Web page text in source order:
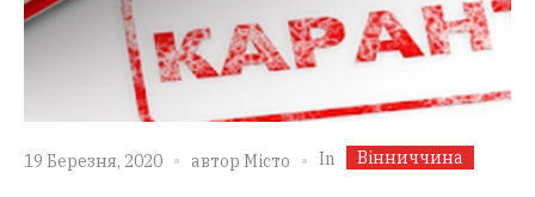
19 Березня, 2020 автор Місто In Вінниччина